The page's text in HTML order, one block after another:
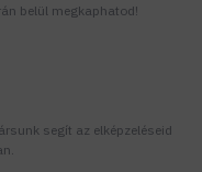
belül megkaphatod!
segít az elképzeléseid